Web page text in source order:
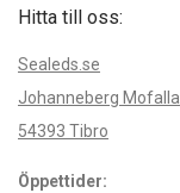
Hitta till oss:
Sealeds.se
Johanneberg Mofalla
54393 Tibro
Öppettider: